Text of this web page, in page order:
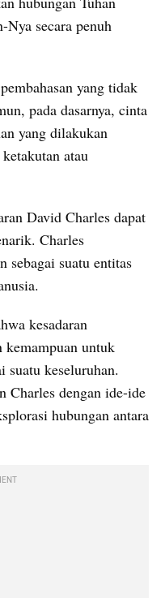
Nya secara penuh
yang tidak
pada dasarnya, cinta
yang dilakukan
atau
David Charles dapat
Charles
sebagai suatu entitas
kesadaran
kemampuan untuk
suatu keseluruhan.
Charles dengan ide-ide
hubungan antara